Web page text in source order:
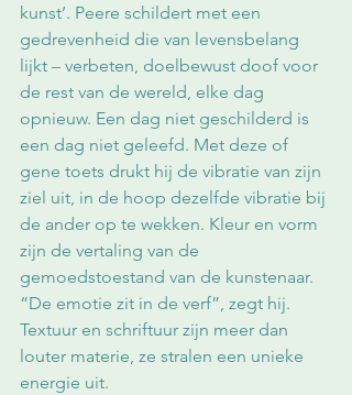
kunst’. Peere schildert met een
gedrevenheid die van levensbelang
lijkt – verbeten, doelbewust doof voor
de rest van de wereld, elke dag
opnieuw. Een dag niet geschilderd is
een dag niet geleefd. Met deze of
gene toets drukt hij de vibratie van zijn
ziel uit, in de hoop dezelfde vibratie bij
de ander op te wekken. Kleur en vorm
zijn de vertaling van de
gemoedstoestand van de kunstenaar.
“De emotie zit in de verf”, zegt hij.
Textuur en schriftuur zijn meer dan
louter materie, ze stralen een unieke
energie uit.